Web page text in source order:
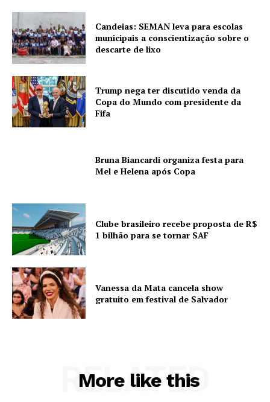
Candeias: SEMAN leva para escolas
municipais a conscientização sobre o
descarte de lixo
Trump nega ter discutido venda da
Copa do Mundo com presidente da
Fifa
Bruna Biancardi organiza festa para
Mel e Helena após Copa
Clube brasileiro recebe proposta de R$
1 bilhão para se tornar SAF
Vanessa da Mata cancela show
gratuito em festival de Salvador
More like this
RELATED